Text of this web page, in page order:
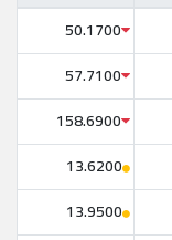
50.1700
57.7100
158.6900
13.6200
13.9500